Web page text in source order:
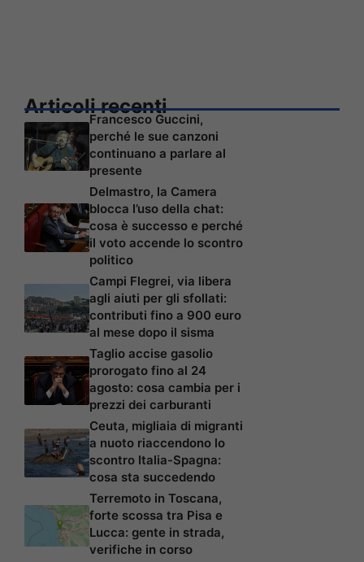
Articoli recenti
Francesco Guccini,
perché le sue canzoni
continuano a parlare al
presente
Delmastro, la Camera
blocca l’uso della chat:
cosa è successo e perché
il voto accende lo scontro
politico
Campi Flegrei, via libera
agli aiuti per gli sfollati:
contributi fino a 900 euro
al mese dopo il sisma
Taglio accise gasolio
prorogato fino al 24
agosto: cosa cambia per i
prezzi dei carburanti
Ceuta, migliaia di migranti
a nuoto riaccendono lo
scontro Italia-Spagna:
cosa sta succedendo
Terremoto in Toscana,
forte scossa tra Pisa e
Lucca: gente in strada,
verifiche in corso